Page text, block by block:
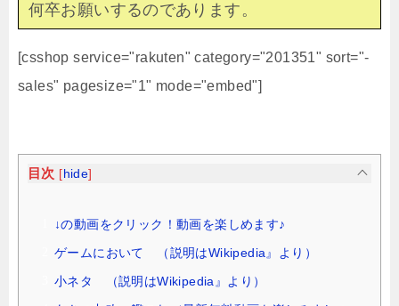
何卒お願いするのであります。
[csshop service="rakuten" category="201351" sort="-
sales" pagesize="1" mode="embed"]
目次 [ hide]
↓の動画をクリック！動画を楽しめます♪
ゲームにおいて （説明はWikipedia』より）
小ネタ （説明はWikipedia』より）